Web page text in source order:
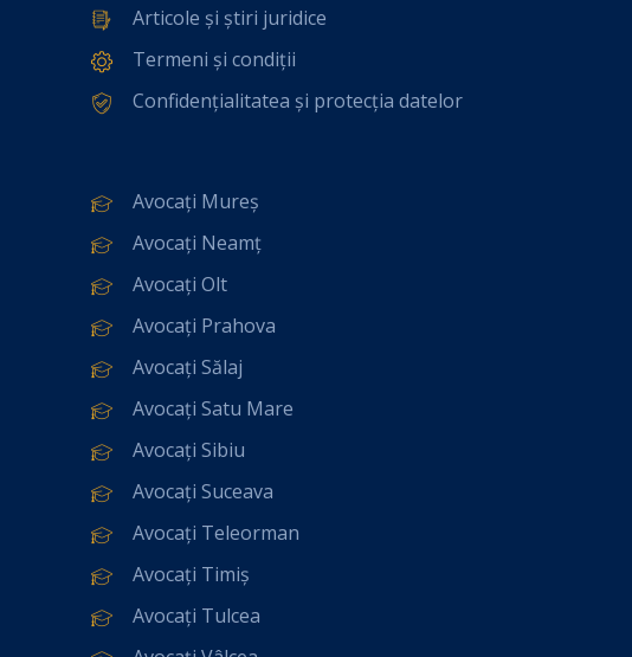
Articole și știri juridice
Termeni și condiții
Confidențialitatea și protecția datelor
Avocați Mureș
Avocați Neamț
Avocați Olt
Avocați Prahova
Avocați Sălaj
Avocați Satu Mare
Avocați Sibiu
Avocați Suceava
Avocați Teleorman
Avocați Timiș
Avocați Tulcea